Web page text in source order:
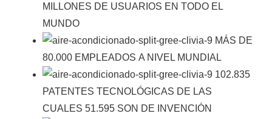
MILLONES DE USUARIOS EN TODO EL
MUNDO
MÁS DE
80.000 EMPLEADOS A NIVEL MUNDIAL
102.835
PATENTES TECNOLÓGICAS DE LAS
CUALES 51.595 SON DE INVENCIÓN